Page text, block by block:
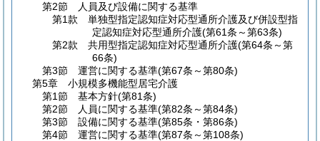
第2節
人員及び設備に関する基準
第1款
単独型指定認知症対応型通所介護及び併設型指
定認知症対応型通所介護(第61条～第63条)
第2款
共用型指定認知症対応型通所介護(第64条～第
66条)
第3節
運営に関する基準(第67条～第80条)
第5章
小規模多機能型居宅介護
第1節
基本方針(第81条)
第2節
人員に関する基準(第82条～第84条)
第3節
設備に関する基準(第85条・第86条)
第4節
運営に関する基準(第87条～第108条)